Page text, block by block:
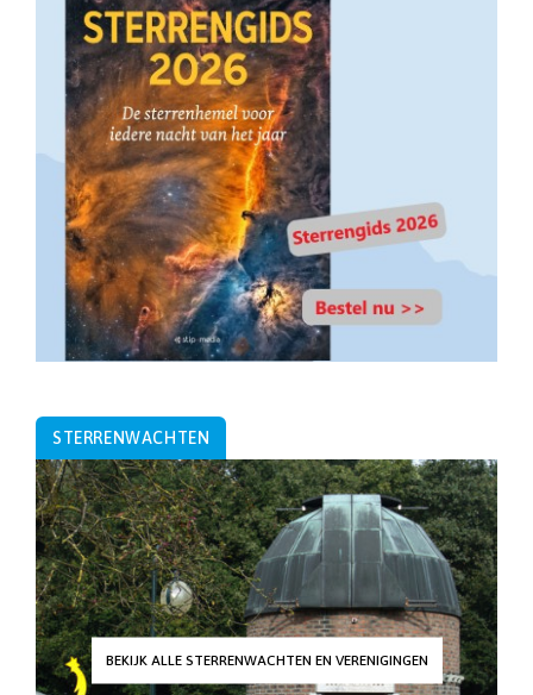
STERRENWACHTEN
BEKIJK ALLE STERRENWACHTEN EN VERENIGINGEN